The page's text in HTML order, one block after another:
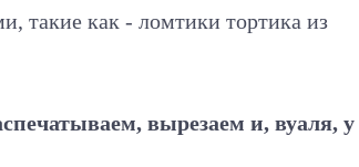
такие как - ломтики тортика из
вырезаем и, вуаля, у